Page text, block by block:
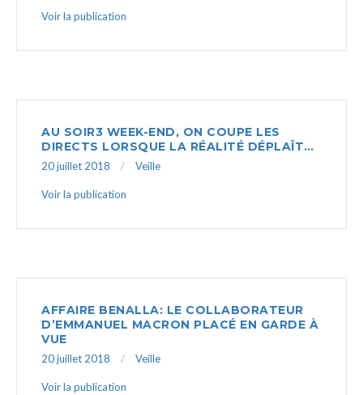
Voir la publication
AU SOIR3 WEEK-END, ON COUPE LES
DIRECTS LORSQUE LA RÉALITÉ DÉPLAÎT…
20 juillet 2018 Veille
Voir la publication
AFFAIRE BENALLA: LE COLLABORATEUR
D’EMMANUEL MACRON PLACÉ EN GARDE À
VUE
20 juillet 2018 Veille
Voir la publication